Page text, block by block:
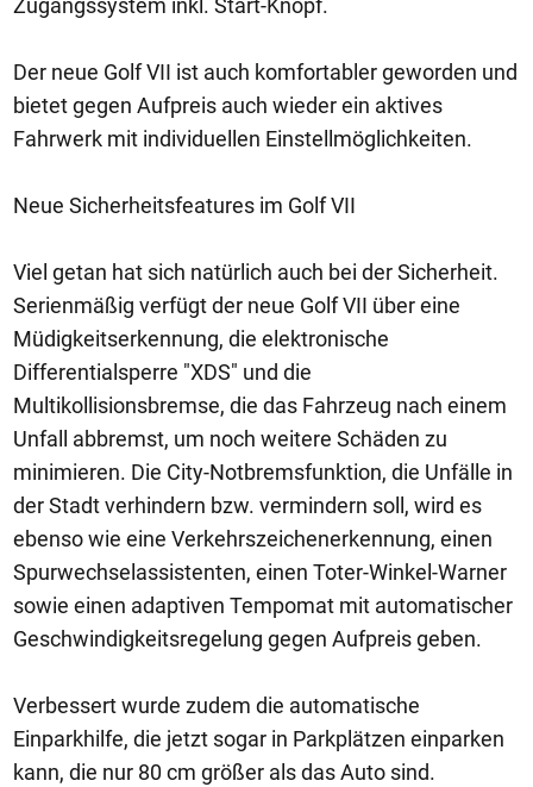
Zugangssystem inkl. Start-Knopf.
Der neue Golf VII ist auch komfortabler geworden und
bietet gegen Aufpreis auch wieder ein aktives
Fahrwerk mit individuellen Einstellmöglichkeiten.
Neue Sicherheitsfeatures im Golf VII
Viel getan hat sich natürlich auch bei der Sicherheit.
Serienmäßig verfügt der neue Golf VII über eine
Müdigkeitserkennung, die elektronische
Differentialsperre "XDS" und die
Multikollisionsbremse, die das Fahrzeug nach einem
Unfall abbremst, um noch weitere Schäden zu
minimieren. Die City-Notbremsfunktion, die Unfälle in
der Stadt verhindern bzw. vermindern soll, wird es
ebenso wie eine Verkehrszeichenerkennung, einen
Spurwechselassistenten, einen Toter-Winkel-Warner
sowie einen adaptiven Tempomat mit automatischer
Geschwindigkeitsregelung gegen Aufpreis geben.
Verbessert wurde zudem die automatische
Einparkhilfe, die jetzt sogar in Parkplätzen einparken
kann, die nur 80 cm größer als das Auto sind.